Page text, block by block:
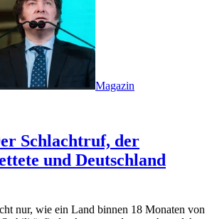
Magazin
Schlachtruf, der
und Deutschland
nur, wie ein Land binnen 18 Monaten von